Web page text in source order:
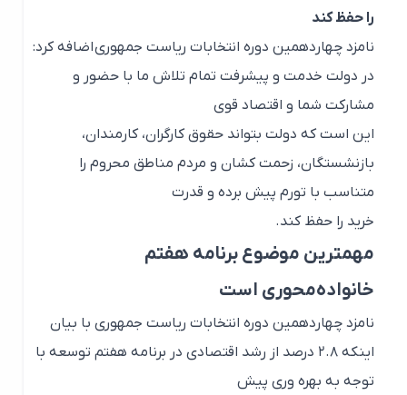
را حفظ کند
نامزد چهاردهمین دوره انتخابات ریاست جمهوری اضافه کرد:
در دولت خدمت و پیشرفت تمام تلاش ما با حضور و
مشارکت شما و اقتصاد قوی
این است که دولت بتواند حقوق کارگران، کارمندان،
بازنشستگان، زحمت کشان و مردم مناطق محروم را
متناسب با تورم پیش برده و قدرت
خرید را حفظ کند.
مهمترین موضوع برنامه هفتم
خانواده‌محوری است
نامزد چهاردهمین دوره انتخابات ریاست جمهوری با بیان
اینکه ۲.۸ درصد از رشد اقتصادی در برنامه هفتم توسعه با
توجه به بهره وری پیش